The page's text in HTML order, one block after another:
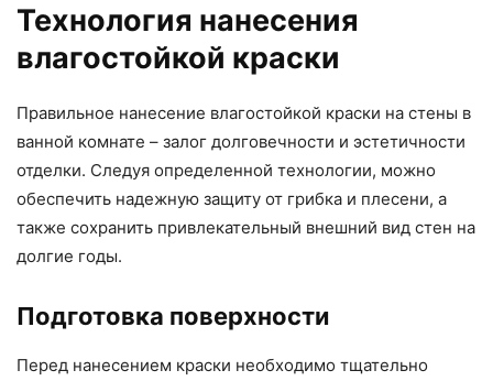
Технология нанесения
влагостойкой краски
Правильное нанесение влагостойкой краски на стены в
ванной комнате – залог долговечности и эстетичности
отделки. Следуя определенной технологии, можно
обеспечить надежную защиту от грибка и плесени, а
также сохранить привлекательный внешний вид стен на
долгие годы.
Подготовка поверхности
Перед нанесением краски необходимо тщательно